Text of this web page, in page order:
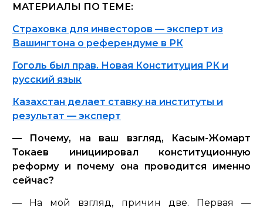
МАТЕРИАЛЫ ПО ТЕМЕ:
Страховка для инвесторов — эксперт из
Вашингтона о референдуме в РК
Гоголь был прав. Новая Конституция РК и
русский язык
Казахстан делает ставку на институты и
результат — эксперт
— Почему, на ваш взгляд, Касым-Жомарт
Токаев инициировал конституционную
реформу и почему она проводится именно
сейчас?
— На мой взгляд, причин две. Первая —